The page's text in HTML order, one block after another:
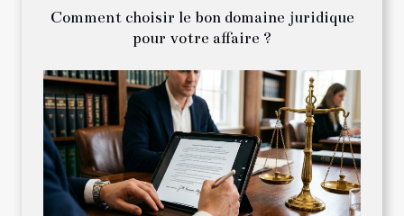
Comment choisir le bon domaine juridique
pour votre affaire ?